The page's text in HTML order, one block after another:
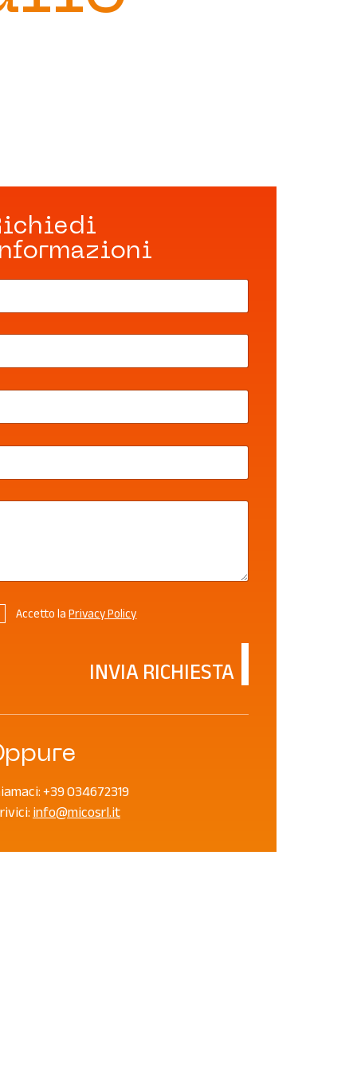
Accetto laPrivacy Policy
INVIA RICHIESTA
+39 034672319
info@micosrl.it